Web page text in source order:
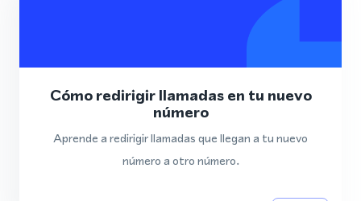
Cómo redirigir llamadas en tu nuevo
número
Aprende a redirigir llamadas que llegan a tu nuevo
número a otro número.